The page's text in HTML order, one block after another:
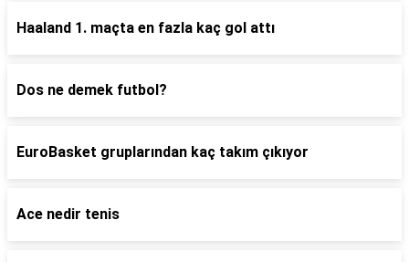
Haaland 1. maçta en fazla kaç gol attı
Dos ne demek futbol?
EuroBasket gruplarından kaç takım çıkıyor
Ace nedir tenis